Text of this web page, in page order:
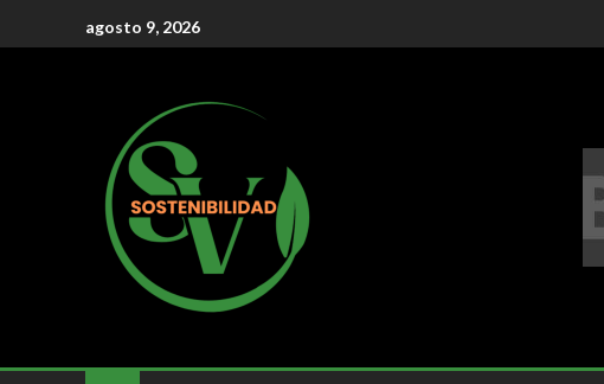
agosto 9, 2026